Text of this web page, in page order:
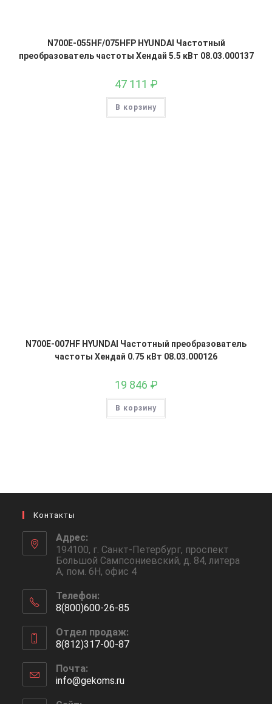
N700E-055HF/075HFP HYUNDAI Частотный
преобразователь частоты Хендай 5.5 кВт 08.03.000137
47 111 ₽
В корзину
N700E-007HF HYUNDAI Частотный преобразователь
частоты Хендай 0.75 кВт 08.03.000126
19 846 ₽
В корзину
Контакты
Адрес:
194100, г. Санкт-Петербург, проспект
Большой Сампсониевский, д. 84, литера
А, пом. 6Н, офис 4
Телефон:
8(800)600-26-85
в
вашем
приложении
Отдел продаж:
8(812)317-00-87
в
вашем
Почта:
info@gekoms.ruОткроется